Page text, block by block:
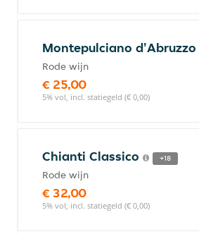
Montepulciano d'Abruzzo
Rode wijn
€ 25,00
5% vol, incl. statiegeld (€ 0,00)
Chianti Classico +18
Rode wijn
€ 32,00
5% vol, incl. statiegeld (€ 0,00)